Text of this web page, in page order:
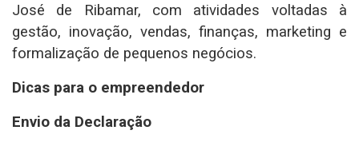
José de Ribamar, com atividades voltadas à
gestão, inovação, vendas, finanças, marketing e
formalização de pequenos negócios.
Dicas para o empreendedor
Envio da Declaração